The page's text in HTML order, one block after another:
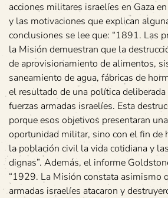
acciones militares israelíes en Gaza
y las motivaciones que explican
conclusiones se lee que: “1891. Las
la Misión demuestran que la
de aprovisionamiento de alimentos,
saneamiento de agua, fábricas de
el resultado de una política
fuerzas armadas israelíes. Esta
porque esos objetivos presentaran
oportunidad militar, sino con el fin de
la población civil la vida cotidiana y
dignas”. Además, el informe
“1929. La Misión constata asimismo
armadas israelíes atacaron y